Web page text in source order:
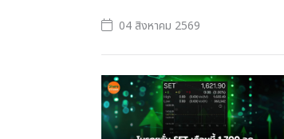
04 สิงหาคม 2569